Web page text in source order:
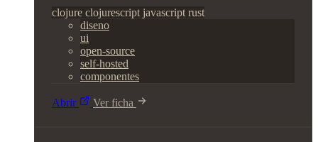
clojure clojurescript javascript rust
diseno
ui
open-source
self-hosted
componentes
Abrir Ver ficha